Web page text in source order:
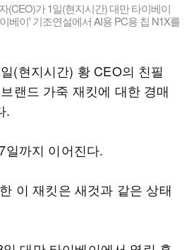
(CEO)가 1일(현지시간) 대만 타이베이
베이' 기조연설에서 AI용 PC용 칩 N1X를
(현지시간) 황 CEO의 친필
랜드 가죽 재킷에 대한 경매
.
일까지 이어진다.
이 재킷은 새것과 같은 상태